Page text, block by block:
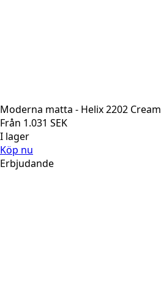
Moderna matta - Helix 2202 Cream
Från 1.031 SEK
I lager
Köp nu
Erbjudande